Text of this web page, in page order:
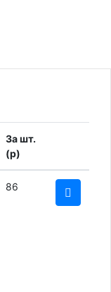
За шт.
(p)
86